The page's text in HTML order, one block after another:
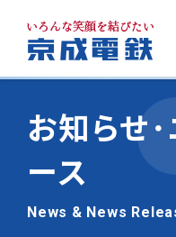
お知らせ･
ース
News & News